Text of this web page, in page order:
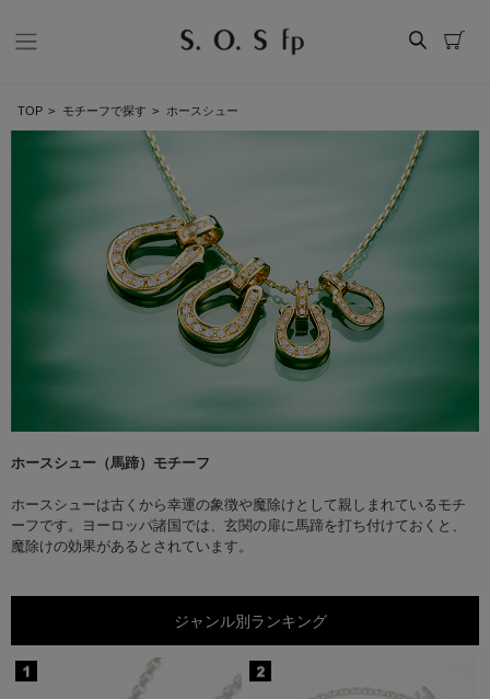
TOP > モチーフで探す > ホースシュー
ホースシュー（馬蹄）モチーフ
ホースシューは古くから幸運の象徴や魔除けとして親しまれているモチ
ーフです。ヨーロッパ諸国では、玄関の扉に馬蹄を打ち付けておくと、
魔除けの効果があるとされています。
ジャンル別ランキング